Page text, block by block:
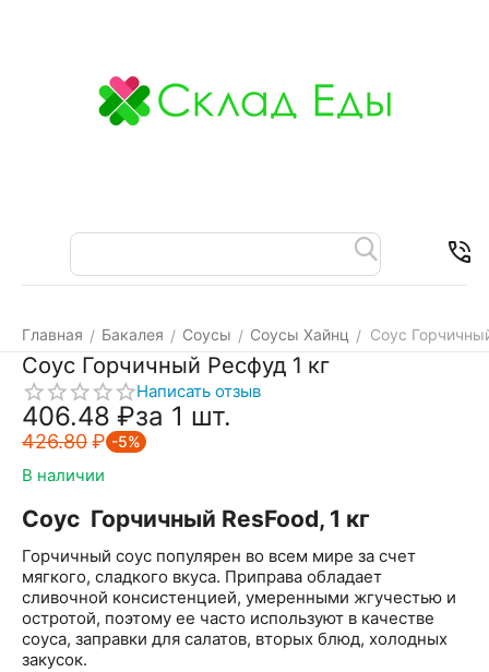
Главная / Бакалея / Соусы / Соусы Хайнц / Соус
Соус Горчичный Ресфуд 1 кг
Написать отзыв
406.48 ₽за 1 шт.
426.80₽ -5%
В наличии
Соус Горчичный ResFood, 1 кг
Горчичный соус популярен во всем мире за счет
мягкого, сладкого вкуса. Приправа обладает
сливочной консистенцией, умеренными жгучестью и
остротой, поэтому ее часто используют в качестве
соуса, заправки для салатов, вторых блюд, холодных
закусок.